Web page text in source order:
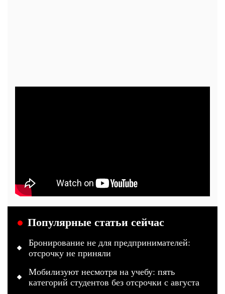
Популярные статьи сейчас
Бронирование не для предпринимателей:
отсрочку не приняли
Мобилизуют несмотря на учебу: пять
категорий студентов без отсрочки с августа